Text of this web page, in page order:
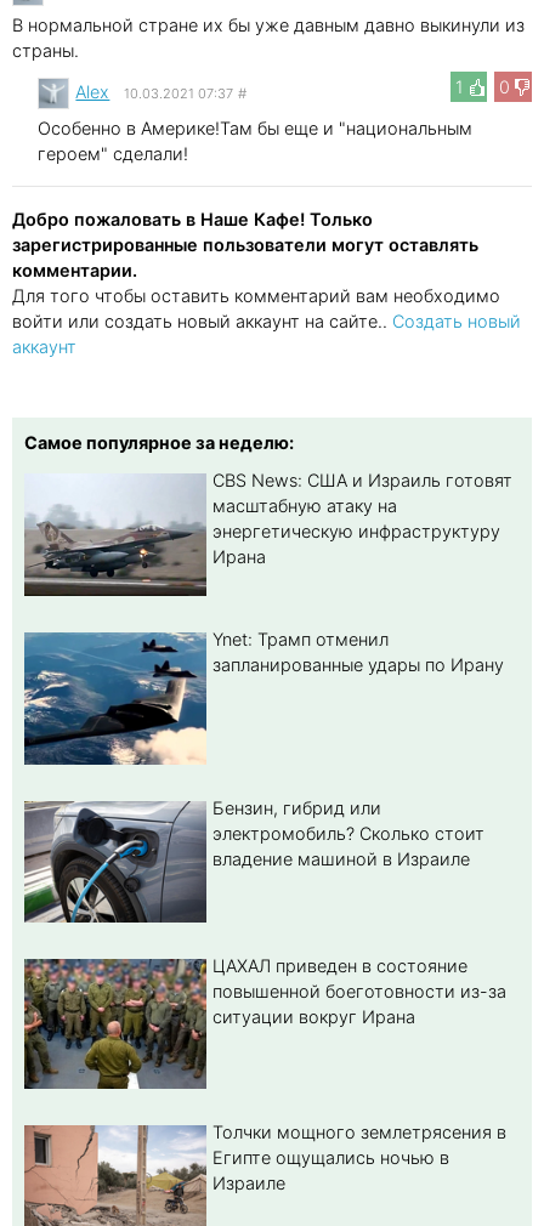
В нормальной стране их бы уже давным давно выкинули из
страны.
1
0
Alex 10.03.2021 07:37 #
Особенно в Америке!Там бы еще и "национальным
героем" сделали!
Добро пожаловать в Наше Кафе! Только
зарегистрированные пользователи могут оставлять
комментарии.
Для того чтобы оставить комментарий вам необходимо
войти или создать новый аккаунт на сайте.. Создать новый
аккаунт
Самое популярное за неделю:
CBS News: США и Израиль готовят
масштабную атаку на
энергетическую инфраструктуру
Ирана
Ynet: Трамп отменил
запланированные удары по Ирану
Бензин, гибрид или
электромобиль? Cколько стоит
владение машиной в Израиле
ЦАХАЛ приведен в состояние
повышенной боеготовности из-за
ситуации вокруг Ирана
Толчки мощного землетрясения в
Египте ощущались ночью в
Израиле